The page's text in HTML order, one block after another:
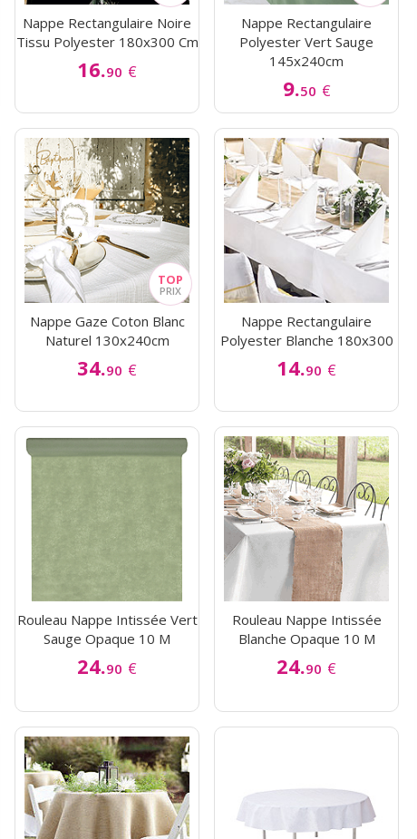
Nappe Rectangulaire Noire
Tissu Polyester 180x300 Cm
16.90 €
Nappe Rectangulaire
Polyester Vert Sauge
145x240cm
9.50 €
Nappe Gaze Coton Blanc
Naturel 130x240cm
34.90 €
Nappe Rectangulaire
Polyester Blanche 180x300
14.90 €
Rouleau Nappe Intissée Vert
Sauge Opaque 10 M
24.90 €
Rouleau Nappe Intissée
Blanche Opaque 10 M
24.90 €